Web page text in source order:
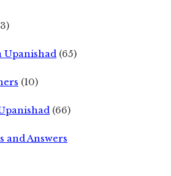
Upanishad (65)
(10)
(66)
and Answers